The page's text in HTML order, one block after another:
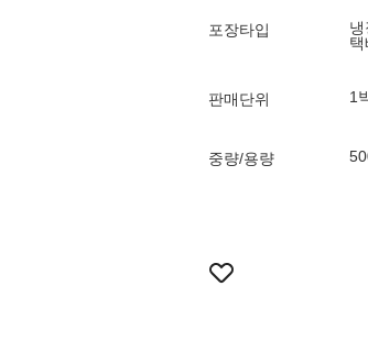
포장타입
판매단위 1
중량/용량